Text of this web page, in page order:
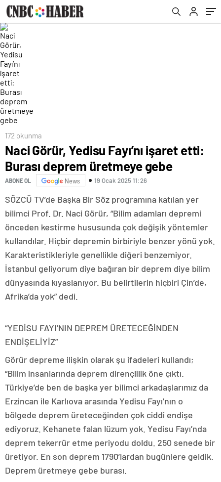
172 okunma
Naci Görür, Yedisu Fayı’nı işaret etti:
Burası deprem üretmeye gebe
ABONE OL News 19 Ocak 2025 11:26
SÖZCÜ TV’de Başka Bir Söz programına katılan yer
bilimci Prof. Dr. Naci Görür, “Bilim adamları depremi
önceden kestirme hususunda çok değişik yöntemler
kullandılar. Hiçbir depremin birbiriyle benzer yönü yok.
Karakteristikleriyle genellikle diğeri benzemiyor.
İstanbul geliyorum diye bağıran bir deprem diye bilim
dünyasında kıyaslanıyor. Bu belirtilerin hiçbiri Çin’de,
Afrika’da yok” dedi.
“YEDİSU FAYI’NIN DEPREM ÜRETECEĞİNDEN
ENDİŞELİYİZ”
Görür depreme ilişkin olarak şu ifadeleri kullandı;
“Bilim insanlarında deprem dirençlilik öne çıktı.
Türkiye’de ben de başka yer bilimci arkadaşlarımız da
Erzincan ile Karlıova arasında Yedisu Fayı’nın o
bölgede deprem üreteceğinden çok ciddi endişe
ediyoruz. Kehanete falan lüzum yok. Yedisu Fayı’nda
deprem tekerrür etme periyodu doldu. 250 senede bir
üretiyor. En son deprem 1790’lardan bugünlere geldik.
Deprem üretmeye gebe burası.